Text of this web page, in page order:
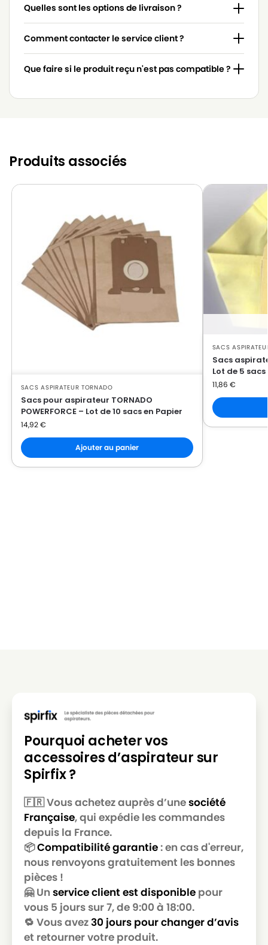
TORNADO
TORNADO SUP’AIR 800
TORNADO
TORNADO SUP’AIR GS
TORNADO
TORNADO SUP’AIR TX
TORNADO
TORNADO TX
Quelles sont les options de livraison ?
Comment contacter le service client ?
Que faire si le produit reçu n'est pas compatible ?
Produits associés
SACS ASPIRATEUR TORNADO
Sacs pour aspirateur TORNADO
POWERFORCE – Lot de 10 sacs en Papier
14,92€
Ajouter au panier
SACS
Sacs
Lot de 5
11,86 €
Pourquoi acheter vos
accessoires d’aspirateur sur
Spirfix ?
🇫🇷 Vous achetez auprès d’unesociété
Française, qui expédie les commandes
depuis la France.
📦Compatibilité garantie: en cas d'erreur,
nous renvoyons gratuitement les bonnes
pièces !
🤗 Un service client est disponible pour
vous 5 jours sur 7, de 9:00 à 18:00.
🔁 Vous avez30 jours pour changer d’avis
et retourner votre produit.